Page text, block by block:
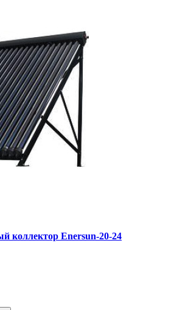
коллектор Enersun-20-24